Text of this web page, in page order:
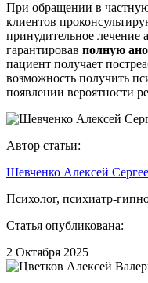
При обращении в
клиентов
принудительное лечение
гарантировав полную
пациент получает
возможность получить
появлении вероятности
Автор статьи:
Шевченко Алексей
Психолог, психиатр-
Статья опубликована:
2 Октября 2025